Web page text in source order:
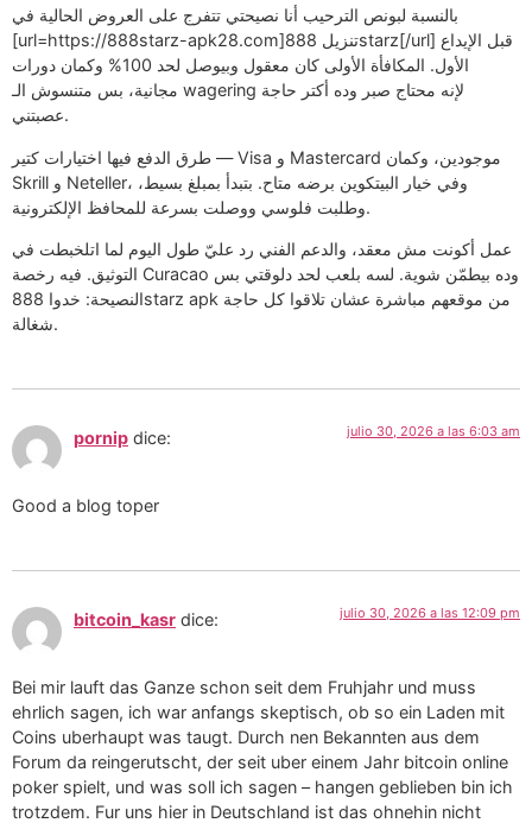
بالنسبة لبونص الترحيب أنا نصيحتي تتفرج على العروض الحالية في
[url=https://888starz-apk28.com]تنزيل 888starz[/url] قبل الإيداع
الأول. المكافأة الأولى كان معقول وبيوصل لحد 100% وكمان دورات
مجانية، بس متنسوش الـ wagering لإنه محتاج صبر وده أكتر حاجة
عصبتني.
طرق الدفع فيها اختيارات كتير — Visa و Mastercard موجودين، وكمان
Skrill و Neteller، وفي خيار البيتكوين برضه متاح. بتبدأ بمبلغ بسيط،
وطلبت فلوسي ووصلت بسرعة للمحافظ الإلكترونية.
عمل أكونت مش معقد، والدعم الفني رد عليّ طول اليوم لما اتلخبطت في
التوثيق. فيه رخصة Curacao وده بيطمّن شوية. لسه بلعب لحد دلوقتي بس
النصيحة: خدوا 888starz apk من موقعهم مباشرة عشان تلاقوا كل حاجة
شغالة.
pornip dice: julio 30, 2026 a las 6:03 am
Good a blog toper
bitcoin_kasr dice: julio 30, 2026 a las 12:09 pm
Bei mir lauft das Ganze schon seit dem Fruhjahr und muss
ehrlich sagen, ich war anfangs skeptisch, ob so ein Laden mit
Coins uberhaupt was taugt. Durch nen Bekannten aus dem
Forum da reingerutscht, der seit uber einem Jahr bitcoin online
poker spielt, und was soll ich sagen – hangen geblieben bin ich
trotzdem. Fur uns hier in Deutschland ist das ohnehin nicht